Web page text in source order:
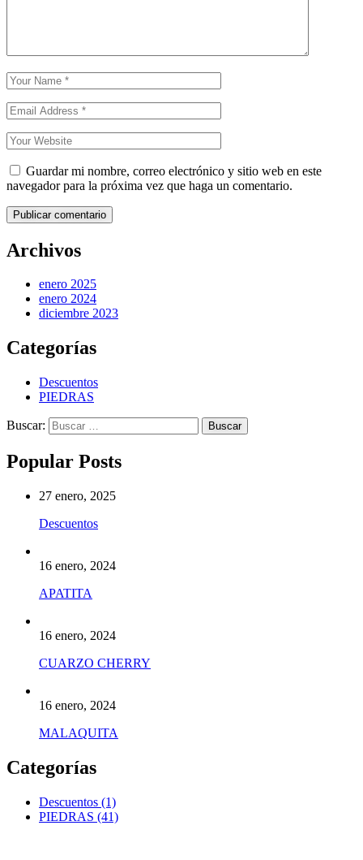
Guardar mi nombre, correo electrónico y sitio web en este
navegador para la próxima vez que haga un comentario.
Publicar comentario
Archivos
enero 2025
enero 2024
diciembre 2023
Categorías
Descuentos
PIEDRAS
Buscar:
Popular Posts
27 enero, 2025
Descuentos
16 enero, 2024
APATITA
16 enero, 2024
CUARZO CHERRY
16 enero, 2024
MALAQUITA
Categorías
Descuentos (1)
PIEDRAS (41)